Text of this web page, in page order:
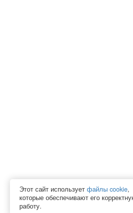
Этот сайт использует файлы cookie,
которые обеспечивают его
работу.